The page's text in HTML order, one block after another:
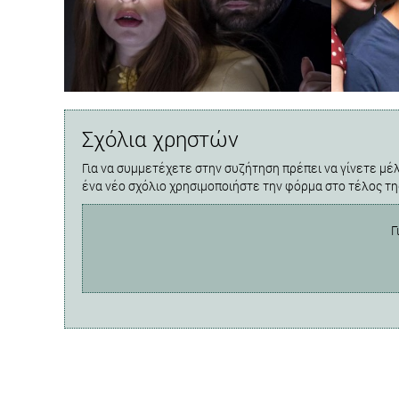
Σχόλια χρηστών
Για να συμμετέχετε στην συζήτηση πρέπει να γίνετε
ένα νέο σχόλιο χρησιμοποιήστε την φόρμα στο τέλος